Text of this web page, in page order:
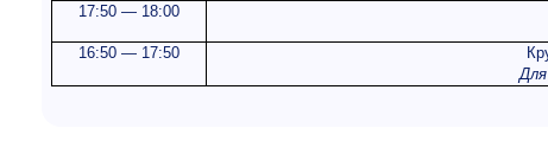
17:50 — 18:00
16:50 — 17:50